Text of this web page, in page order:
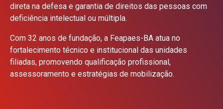
direta na defesa e garantia de direitos das pessoas com
deficiência intelectual ou múltipla.
Com 32 anos de fundação, a Feapaes-BA atua no
fortalecimento técnico e institucional das unidades
filiadas, promovendo qualificação profissional,
assessoramento e estratégias de mobilização.